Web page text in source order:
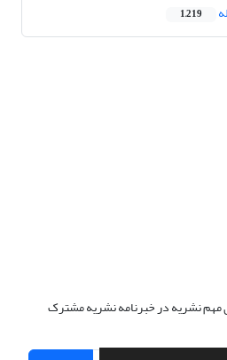
1,219
مهم نشریه در خبرنامه نشریه مشترک